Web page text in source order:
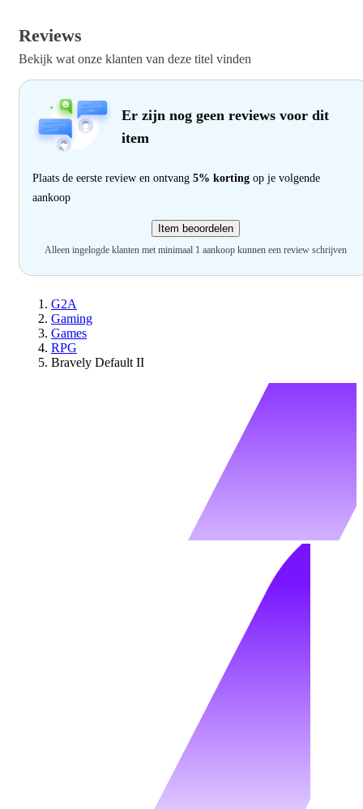
Reviews
Bekijk wat onze klanten van deze titel vinden
Er zijn nog geen reviews voor dit
item
Plaats de eerste review en ontvang 5% korting op je volgende
aankoop
Item beoordelen
Alleen ingelogde klanten met minimaal 1 aankoop kunnen een review schrijven
G2A
Gaming
Games
RPG
Bravely Default II